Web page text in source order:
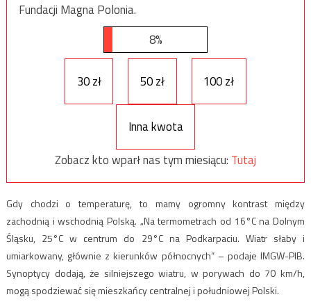
Fundacji Magna Polonia.
8%
30 zł 50 zł 100 zł
Inna kwota
Zobacz kto wparł nas tym miesiącu: Tutaj
Gdy chodzi o temperaturę, to mamy ogromny kontrast między
zachodnią i wschodnią Polską. „Na termometrach od 16°C na Dolnym
Śląsku, 25°C w centrum do 29°C na Podkarpaciu. Wiatr słaby i
umiarkowany, głównie z kierunków północnych” – podaje IMGW-PIB.
Synoptycy dodają, że silniejszego wiatru, w porywach do 70 km/h,
mogą spodziewać się mieszkańcy centralnej i południowej Polski.